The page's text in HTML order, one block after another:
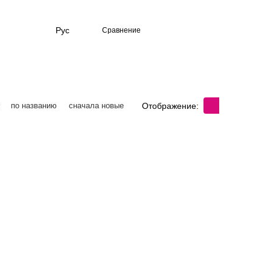
Рус Сравнение
по названию сначала новые Отображение: